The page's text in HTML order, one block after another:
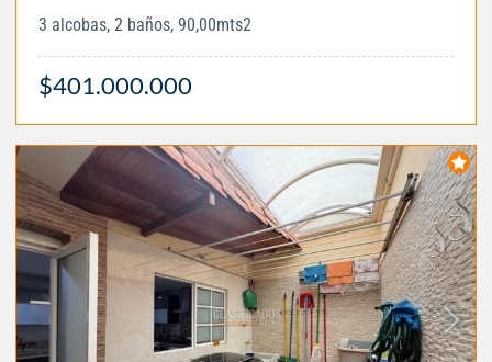
3 alcobas, 2 baños, 90,00mts2
$401.000.000